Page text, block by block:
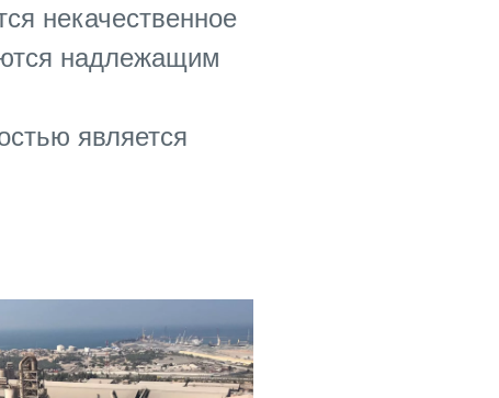
некачественное
надлежащим
является